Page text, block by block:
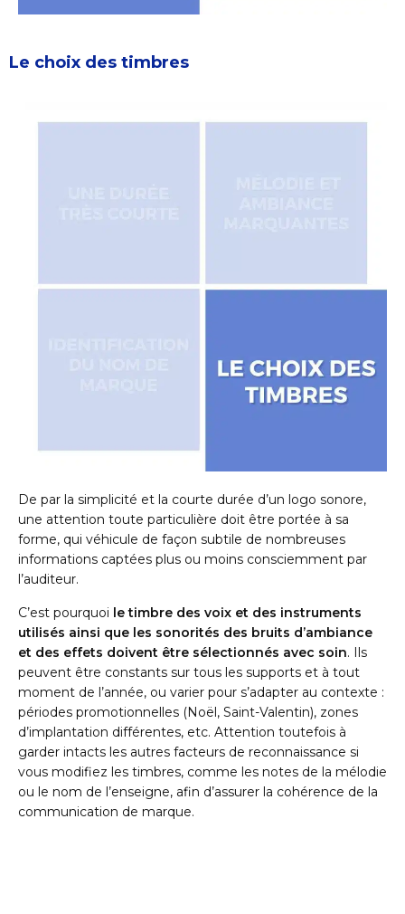
Le choix des timbres
De par la simplicité et la courte durée d’un logo sonore,
une attention toute particulière doit être portée à sa
forme, qui véhicule de façon subtile de nombreuses
informations captées plus ou moins consciemment par
l’auditeur.
C’est pourquoi le timbre des voix et des instruments
utilisés ainsi que les sonorités des bruits d’ambiance
et des effets doivent être sélectionnés avec soin. Ils
peuvent être constants sur tous les supports et à tout
moment de l’année, ou varier pour s’adapter au contexte :
périodes promotionnelles (Noël, Saint-Valentin), zones
d’implantation différentes, etc. Attention toutefois à
garder intacts les autres facteurs de reconnaissance si
vous modifiez les timbres, comme les notes de la mélodie
ou le nom de l’enseigne, afin d’assurer la cohérence de la
communication de marque.